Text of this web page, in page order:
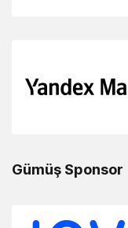
Gümüş Sponsor